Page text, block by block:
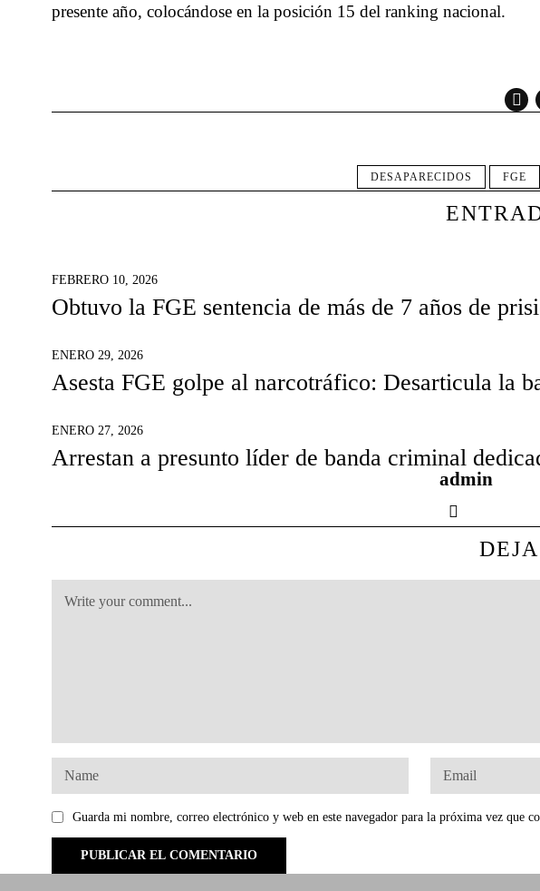
presente año, colocándose en la posición 15 del ranking nacional.
DESAPARECIDOS FGE
FEBRERO 10, 2026
Obtuvo la FGE sentencia de más de 7 años de
ENERO 29, 2026
Asesta FGE golpe al narcotráfico: Desarticula la
ENERO 27, 2026
Arrestan a presunto líder de banda criminal
admin
Guarda mi nombre, correo electrónico y web en este navegador para la próxima vez que